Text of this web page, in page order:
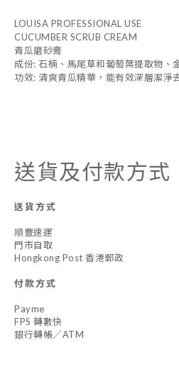
LOUISA PROFESSIONAL USE
CUCUMBER SCRUB CREAM
青瓜磨砂膏
成份: 石楠、馬尾草和葡萄葉提取物、
功效: 清爽青瓜精華，能有效深層潔淨
送貨及付款方式
送貨方式
順豐速運
門市自取
Hongkong Post 香港郵政
付款方式
Payme
FPS 轉數快
銀行轉帳／ATM